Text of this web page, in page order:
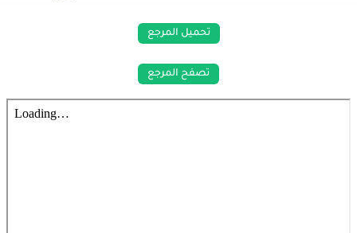
تحميل المرجع
تصفح المرجع